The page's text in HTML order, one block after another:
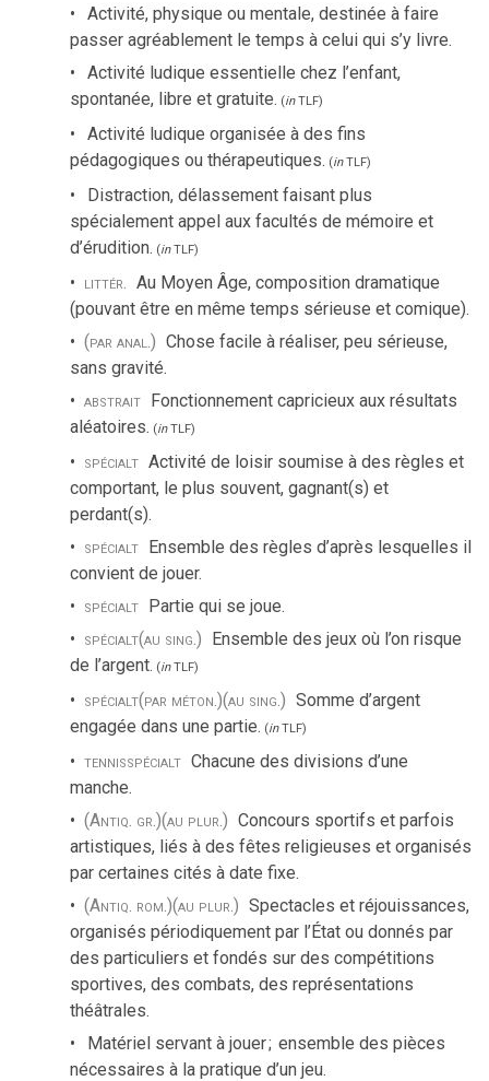
Activité, physique ou mentale, destinée à faire
passer agréablement le temps à celui qui s’y livre.
Activité ludique essentielle chez l’enfant,
spontanée, libre et gratuite. (inTLF)
Activité ludique organisée à des fins
pédagogiques ou thérapeutiques. (inTLF)
Distraction, délassement faisant plus
spécialement appel aux facultés de mémoire et
d’érudition. (inTLF)
littér. Au Moyen Âge, composition dramatique
(pouvant être en même temps sérieuse et comique).
(par anal.) Chose facile à réaliser, peu sérieuse,
sans gravité.
abstrait Fonctionnement capricieux aux résultats
aléatoires. (inTLF)
spécialt Activité de loisir soumise à des règles et
comportant, le plus souvent, gagnant(s) et
perdant(s).
spécialt Ensemble des règles d’après lesquelles il
convient de jouer.
spécialt Partie qui se joue.
spécialt(au sing.) Ensemble des jeux où l’on risque
de l’argent. (inTLF)
spécialt(par méton.)(au sing.) Somme d’argent
engagée dans une partie. (inTLF)
tennisspécialt Chacune des divisions d’une
manche.
(Antiq. gr.)(au plur.) Concours sportifs et parfois
artistiques, liés à des fêtes religieuses et organisés
par certaines cités à date fixe.
(Antiq. rom.)(au plur.) Spectacles et réjouissances,
organisés périodiquement par l’État ou donnés par
des particuliers et fondés sur des compétitions
sportives, des combats, des représentations
théâtrales.
Matériel servant à jouer; ensemble des pièces
nécessaires à la pratique d’un jeu.